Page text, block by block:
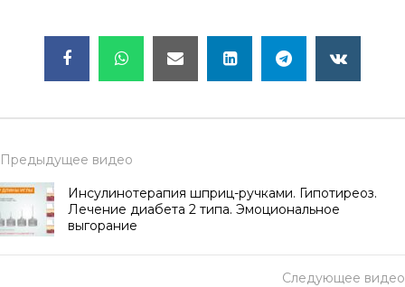
Предыдущее видео
Инсулинотерапия шприц-ручками. Гипотиреоз.
Лечение диабета 2 типа. Эмоциональное
выгорание
Следующее видео